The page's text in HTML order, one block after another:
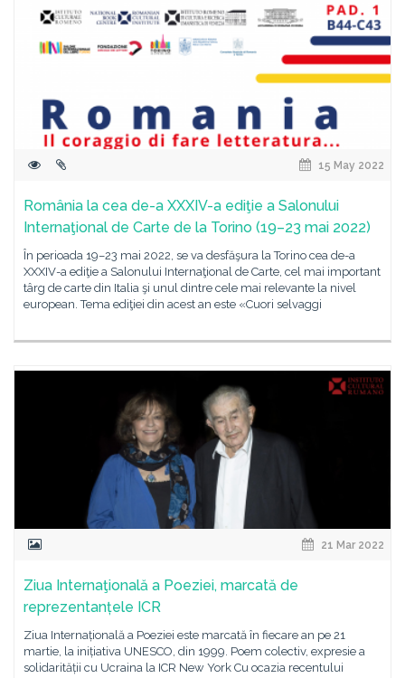
15 May 2022
România la cea de-a XXXIV-a ediţie a Salonului
Internaţional de Carte de la Torino (19–23 mai 2022)
În perioada 19–23 mai 2022, se va desfăşura la Torino cea de-a
XXXIV-a ediţie a Salonului Internaţional de Carte, cel mai important
târg de carte din Italia şi unul dintre cele mai relevante la nivel
european. Tema ediţiei din acest an este «Cuori selvaggi
21 Mar 2022
Ziua Internaţională a Poeziei, marcată de
reprezentanțele ICR
Ziua Internațională a Poeziei este marcată în fiecare an pe 21
martie, la inițiativa UNESCO, din 1999. Poem colectiv, expresie a
solidarității cu Ucraina la ICR New York Cu ocazia recentului